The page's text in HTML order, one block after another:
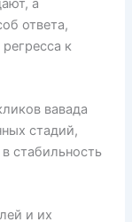
а
ответа,
к
вавада
стадий,
стабильность
и их